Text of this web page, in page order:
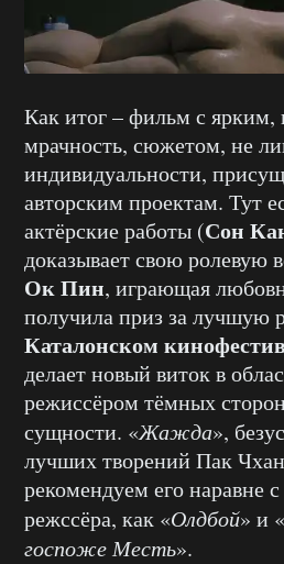
Как итог – фильм с ярким,
мрачность, сюжетом, не
индивидуальности,
авторским проектам. Тут
актёрские работы (Сон
доказывает свою ролевую
Ок Пин, играющая
получила приз за лучшую
Каталонском
делает новый виток в
режиссёром тёмных
сущности. «Жажда»,
лучших творений Пак
рекомендуем его наравне
режссёра, как «Олдбой» и «
госпоже Месть».